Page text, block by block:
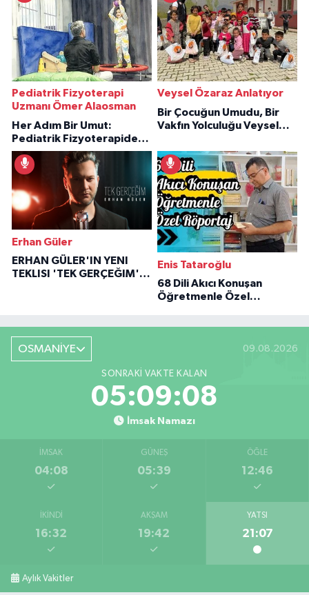
Pediatrik Fizyoterapi
Uzmanı Ömer Alaosman
Her Adım Bir Umut:
Pediatrik Fizyoterapiden
İlham Veren Hikâyeler
Veysel Özaraz Anlatıyor
Bir Çocuğun Umudu, Bir
Vakfın Yolculuğu Veysel
Erhan Güler
ERHAN GÜLER'IN YENI
TEKLISI 'TEK GERÇEĞIM'LE
Enis Tataroğlu
68 Dili Akıcı Konuşan
Öğretmenle Özel
OSMANİYE 09.08.2026
SONRAKI VAKTE KALAN
05:09:07
İmsak Namazı
İMSAK
04:08
GÜNEŞ
05:39
ÖĞLE
12:46
İKINDI
16:32
AKŞAM
19:42
YATSI
21:07
Aylık Vakitler